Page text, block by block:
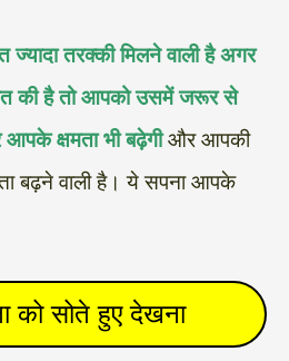
तरक्की मिलने वाली है अगर
की है तो आपको उसमें जरूर से
क्षमता भी बढ़ेगी और आपकी
बढ़ने वाली है। ये सपना आपके
को सोते हुए देखना